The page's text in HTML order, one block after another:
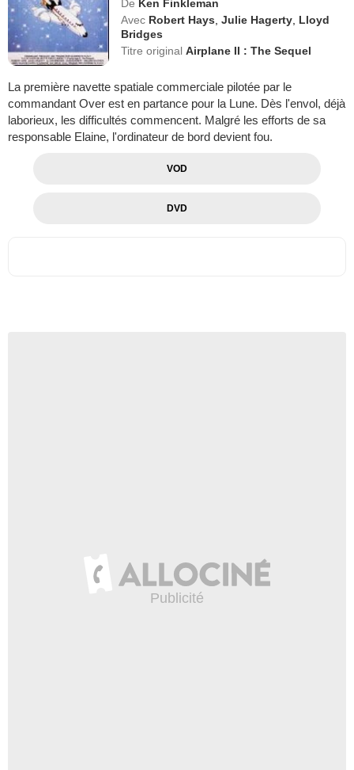
De Ken Finkleman
Avec Robert Hays ,Julie Hagerty Lloyd
Bridges
Titre originalAirplane II : The Sequel
La première navette spatiale commerciale pilotée par le
commandant Over est en partance pour la Lune. Dès l'envol, déjà
laborieux, les difficultés commencent. Malgré les efforts de sa
responsable Elaine, l'ordinateur de bord devient fou.
VOD
DVD